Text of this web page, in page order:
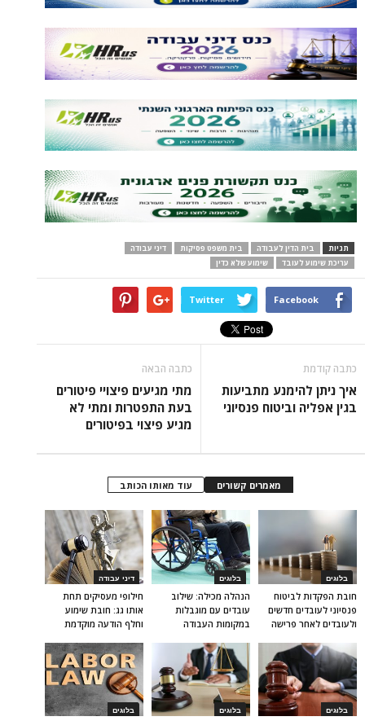
תגיות בית הדין לעבודה בית משפט פסיקות
דיני עבודה
עריכת שימוע לעובד
שימוע שלא כדין
Facebook
Twitter
כתבה קודמת
איך ניתן להימנע מתביעות
בגין אפליה וביטוח פנסיוני
כתבה הבאה
מתי מגיעים פיצויי פיטורים
בעת התפטרות ומתי לא
מגיע פיצוי בפיטורים
מאמרים קשורים עוד מאותו הכותב
דיני עבודה
חילופי מעסיקים תחת
אותו גג: חובת שימוע
וחלף הודעה מוקדמת
בלוגים
הנהלה מכילה: שילוב
עובדים עם מוגבלות
במקומות העבודה
בלוגים
חובת הפקדות לביטוח
פנסיוני לעובדים חדשים
ולעובדים לאחר פרישה
בלוגים בלוגים בלוגים